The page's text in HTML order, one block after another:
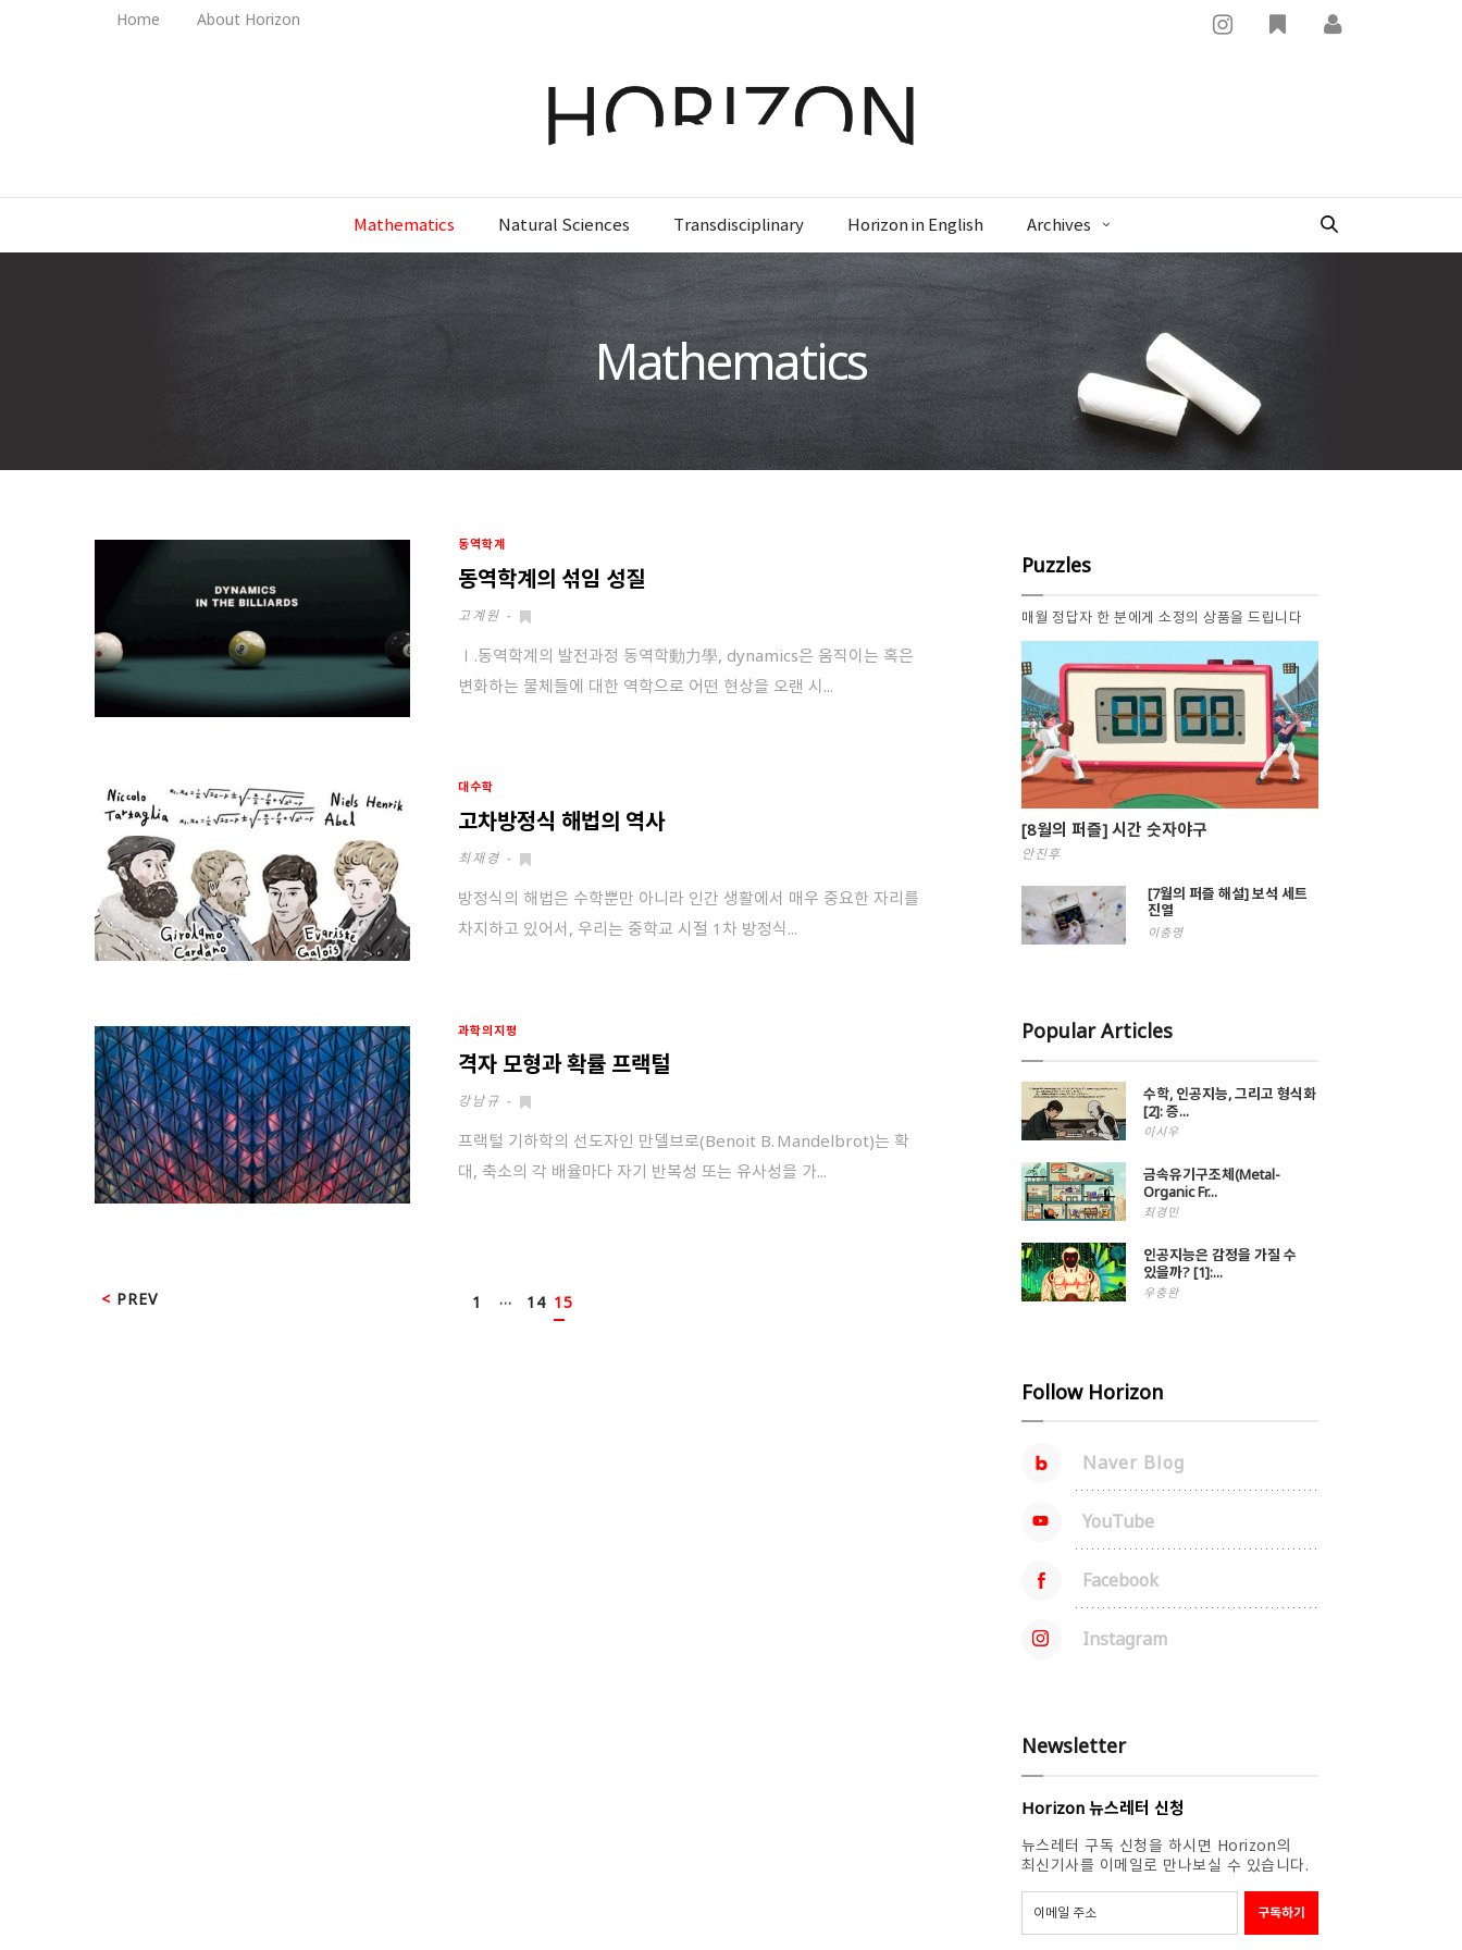
Home About Horizon
Mathematics Natural Sciences Transdisciplinary Horizon in English Archives
Mathematics
동역학계
동역학계의 섞임 성질
고계원 -
Ⅰ.동역학계의 발전과정 동역학動力學, dynamics은 움직이는 혹은
변화하는 물체들에 대한 역학으로 어떤 현상을 오랜 시...
대수학
고차방정식 해법의 역사
최재경 -
방정식의 해법은 수학뿐만 아니라 인간 생활에서 매우 중요한 자리를
차지하고 있어서, 우리는 중학교 시절 1차 방정식...
과학의지평
격자 모형과 확률 프랙털
강남규 -
프랙털 기하학의 선도자인 만델브로(Benoit B. Mandelbrot)는 확
대, 축소의 각 배율마다 자기 반복성 또는 유사성을 가...
PREV 1 … 14 15
Puzzles
매월 정답자 한 분에게 소정의 상품을 드립니다
[8월의 퍼즐] 시간 숫자야구
안진후
[7월의 퍼즐 해설] 보석 세트
진열
이충명
Popular Articles
수학, 인공지능, 그리고 형식화
[2]: 증...
이시우
금속유기구조체(Metal-
Organic Fr...
최경민
인공지능은 감정을 가질 수
있을까? [1]:...
우충완
Follow Horizon
Naver Blog
YouTube
Facebook
Instagram
Newsletter
Horizon 뉴스레터 신청
뉴스레터 구독 신청을 하시면 Horizon의
최신기사를 이메일로 만나보실 수 있습니다.
로그인 상태 유지 비밀번호 찾기
로그인
가입 시 사용하신 이메일 주소를 입력하시면
비밀번호 재설정 방법을 이메일로 안내해 드립니
보내기
x
회원 가입을 통해 더 많은 정보를 받아보세요.
회원정보입력
02
이메일 인증
03
가입완료
입력하신 이메일 주소
로
인증 메일이 발송 되었습니다.
x
STEP
회원정보입력
STEP
이메일 인증 가입완료
이메일 인증이 완료되었습니다.
가입하신 이메일 주소로 로그인 후 서비스를 이용해주세요.
로그인
회원 가입을 통해 더 많은 정보를 받아보세요.
회원정보입력
02
이메일 인증
03
가입완료
등록하실 이메일 주소를 입력해 주세요.
개인정보의 수집 및 이용 안내 동의 상세보기
본인은 만 14세 이상입니다.